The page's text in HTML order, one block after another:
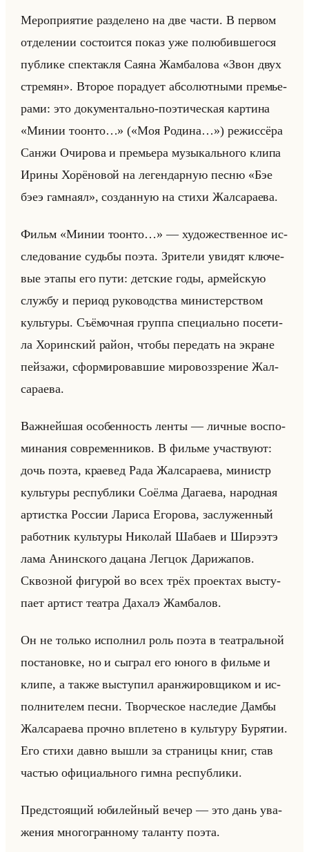
Ме­ро­при­ятие раз­де­ле­но на две части. В пер­вом
от­де­ле­нии со­сто­ит­ся показ уже по­лю­бив­ше­го­ся
пуб­ли­ке спек­так­ля Саяна Жам­ба­ло­ва «Звон двух
стремян». Вто­рое по­ра­ду­ет аб­со­лют­ны­ми пре­мье­
ра­ми: это до­ку­мен­тально-по­эти­че­ская кар­ти­на
«Минии тоонто…» («Моя Родина…») ре­жис­сё­ра
Санжи Очи­ро­ва и пре­мье­ра му­зы­кально­го клипа
Ирины Хо­рё­но­вой на ле­ген­дар­ную песню «Бэе
бэеэ гамнаял», со­здан­ную на стихи Жал­са­ра­ева.
Фильм «Минии тоонто…» — ху­до­же­ствен­ное ис­
сле­до­ва­ние судьбы поэта. Зри­те­ли уви­дят клю­че­
вые этапы его пути: дет­ские годы, ар­мейскую
служ­бу и пе­ри­од ру­ко­вод­ства ми­ни­стер­ством
культу­ры. Съё­моч­ная груп­па спе­ци­ально по­се­ти­
ла Хо­рин­ский район, чтобы пе­ре­дать на экране
пейза­жи, сфор­ми­ро­вав­шие ми­ро­воз­зре­ние Жал­
са­ра­ева.
Важ­нейшая осо­бен­ность ленты — лич­ные вос­по­
ми­на­ния со­вре­мен­ни­ков. В фильме участ­ву­ют:
дочь поэта, кра­евед Рада Жал­са­ра­ева, ми­нистр
культу­ры рес­пуб­ли­ки Со­ёл­ма Да­га­ева, на­род­ная
ар­тист­ка Рос­сии Ла­ри­са Его­ро­ва, за­слу­жен­ный
ра­бот­ник культу­ры Ни­ко­лай Ша­ба­ев и Ши­рэ­этэ
лама Анин­ско­го да­ца­на Ле­гцок Да­ри­жа­пов.
Сквоз­ной фи­гу­рой во всех трёх про­ек­тах вы­сту­
па­ет ар­тист те­ат­ра Да­халэ Жам­ба­лов.
Он не только ис­пол­нил роль поэта в те­ат­ральной
по­ста­нов­ке, но и сыг­рал его юного в фильме и
клипе, а также вы­сту­пил аран­жи­ров­щи­ком и ис­
пол­ни­те­лем песни. Твор­че­ское на­сле­дие Дамбы
Жал­са­ра­ева проч­но впле­те­но в культу­ру Бу­ря­тии.
Его стихи давно вышли за стра­ни­цы книг, став
ча­стью офи­ци­ально­го гимна рес­пуб­ли­ки.
Пред­сто­ящий юби­лейный вечер — это дань ува­
же­ния мно­го­гран­но­му та­лан­ту поэта.